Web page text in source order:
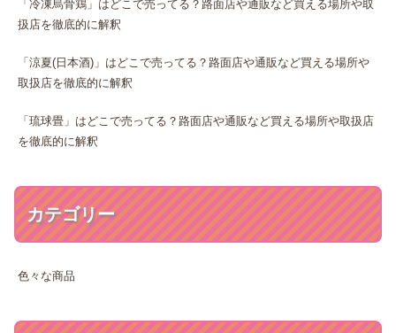
「冷凍烏骨鶏」はどこで売ってる？路面店や通販など買える場所や取
扱店を徹底的に解釈
「涼夏(日本酒)」はどこで売ってる？路面店や通販など買える場所や
取扱店を徹底的に解釈
「琉球畳」はどこで売ってる？路面店や通販など買える場所や取扱店
を徹底的に解釈
カテゴリー
色々な商品